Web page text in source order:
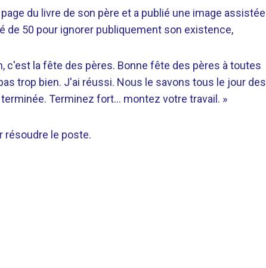
du livre de son père et a publié une image assistée
de 50 pour ignorer publiquement son existence,
c'est la fête des pères. Bonne fête des pères à toutes
trop bien. J'ai réussi. Nous le savons tous le jour des
Terminez fort… montez votre travail. »
résoudre le poste.